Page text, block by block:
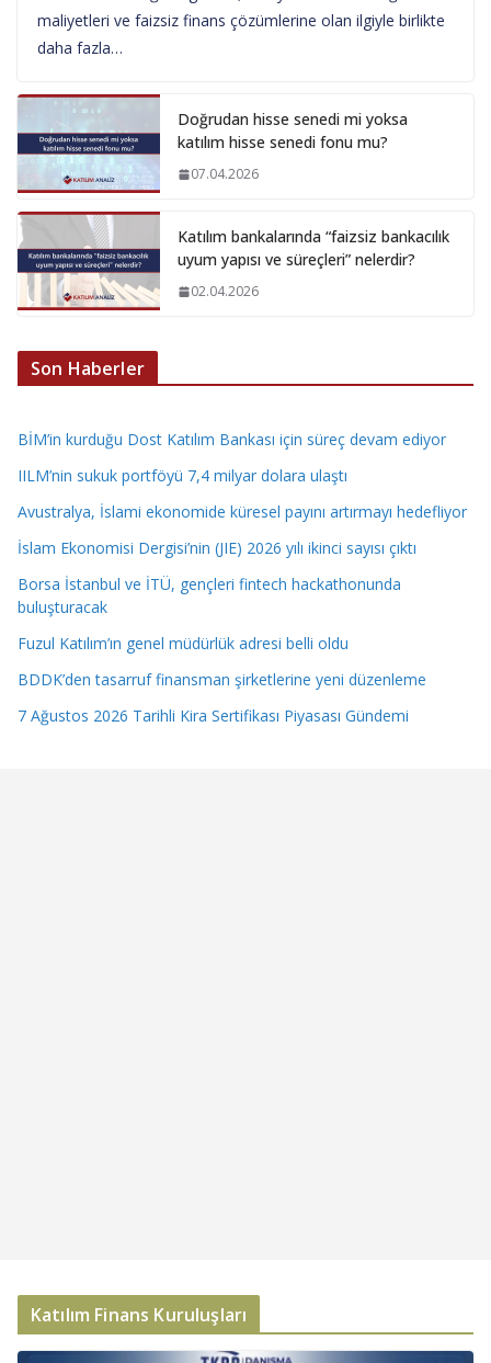
maliyetleri ve faizsiz finans çözümlerine olan ilgiyle birlikte
daha fazla…
Doğrudan hisse senedi mi yoksa
katılım hisse senedi fonu mu?
07.04.2026
Katılım bankalarında “faizsiz bankacılık
uyum yapısı ve süreçleri” nelerdir?
02.04.2026
Son Haberler
BİM’in kurduğu Dost Katılım Bankası için süreç devam ediyor
IILM’nin sukuk portföyü 7,4 milyar dolara ulaştı
Avustralya, İslami ekonomide küresel payını artırmayı hedefliyor
İslam Ekonomisi Dergisi’nin (JIE) 2026 yılı ikinci sayısı çıktı
Borsa İstanbul ve İTÜ, gençleri fintech hackathonunda
buluşturacak
Fuzul Katılım’ın genel müdürlük adresi belli oldu
BDDK’den tasarruf finansman şirketlerine yeni düzenleme
7 Ağustos 2026 Tarihli Kira Sertifikası Piyasası Gündemi
Katılım Finans Kuruluşları